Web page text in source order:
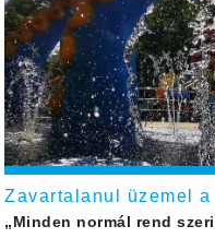
Zavartalanul üzemel
„Minden normál rend